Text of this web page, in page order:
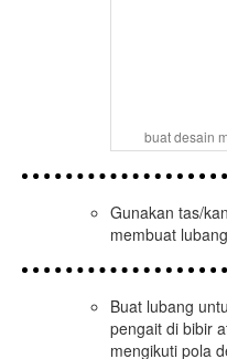
buat desain
Gunakan tas/
membuat
Buat lubang
pengait di bibir
mengikuti pola